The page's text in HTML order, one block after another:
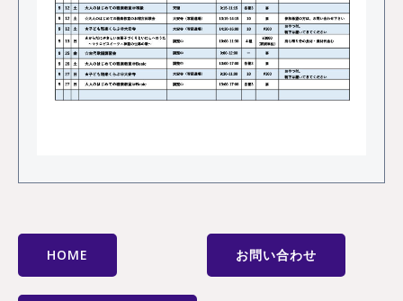
HOME お問い合わせ